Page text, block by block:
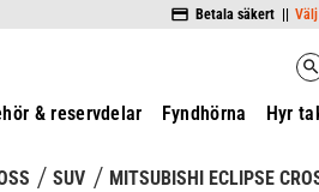
Betala säkert || Välj
& reservdelar Fyndhörna Hyr
SUV MITSUBISHI ECLIPSE